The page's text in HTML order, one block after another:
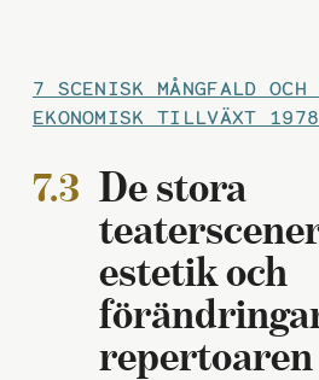
7 SCENISK MÅNGFALD
EKONOMISK TILLVÄXT
7.3 De stora
estetik och
repertoaren